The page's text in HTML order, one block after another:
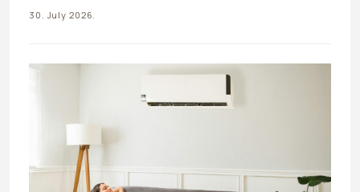
30. July 2026.